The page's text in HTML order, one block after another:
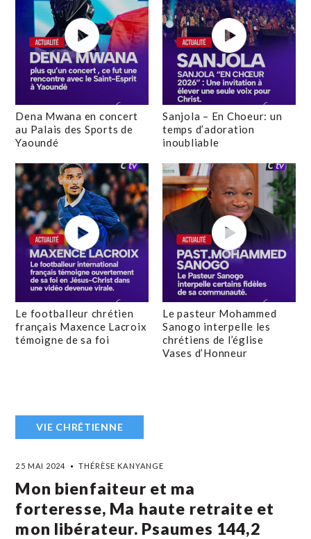
Dena Mwana en concert
au Palais des Sports de
Yaoundé
Sanjola – En Choeur: un
temps d’adoration
inoubliable
Le footballeur chrétien
français Maxence Lacroix
témoigne de sa foi
Le pasteur Mohammed
Sanogo interpelle les
chrétiens de l’église
Vases d’Honneur
VIE CHRÉTIENNE
25 MAI 2024 THÉRÈSE KANYANGE
Mon bienfaiteur et ma
forteresse, Ma haute retraite et
mon libérateur. Psaumes 144,2